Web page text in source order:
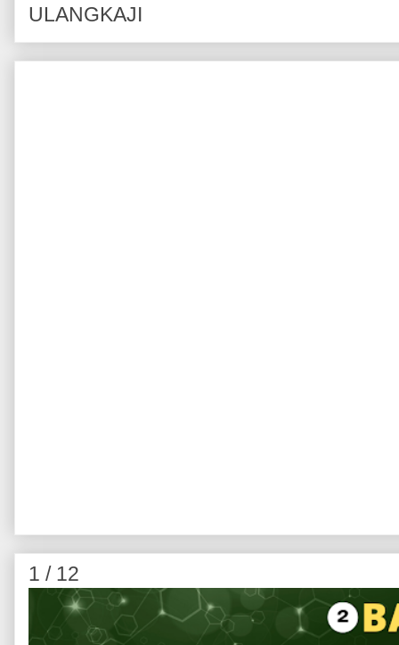
ULANGKAJI
1 / 12